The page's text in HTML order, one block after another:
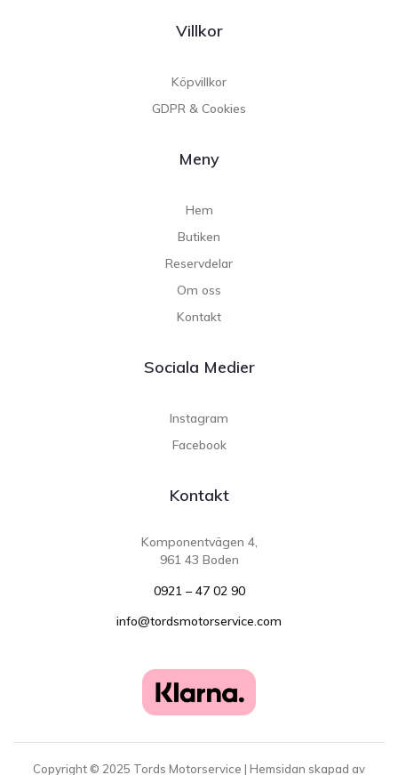
Villkor
Köpvillkor
GDPR & Cookies
Meny
Hem
Butiken
Reservdelar
Om oss
Kontakt
Sociala Medier
Instagram
Facebook
Kontakt
Komponentvägen 4,
961 43 Boden
0921 – 47 02 90
info@tordsmotorservice.com
Copyright © 2025 Tords Motorservice | Hemsidan skapad av